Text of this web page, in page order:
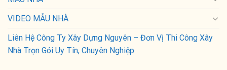
VIDEO MẪU NHÀ
Liên Hệ Công Ty Xây Dựng Nguyên – Đơn Vị Thi Công Xây
Nhà Trọn Gói Uy Tín, Chuyên Nghiệp